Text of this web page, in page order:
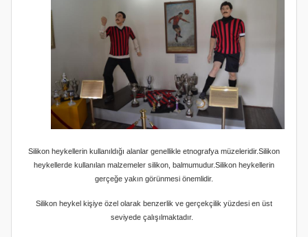
Silikon heykellerin kullanıldığı alanlar genellikle etnografya müzeleridir.Silikon
heykellerde kullanılan malzemeler silikon, balmumudur.Silikon heykellerin
gerçeğe yakın görünmesi önemlidir.
Silikon heykel kişiye özel olarak benzerlik ve gerçekçilik yüzdesi en üst
seviyede çalışılmaktadır.